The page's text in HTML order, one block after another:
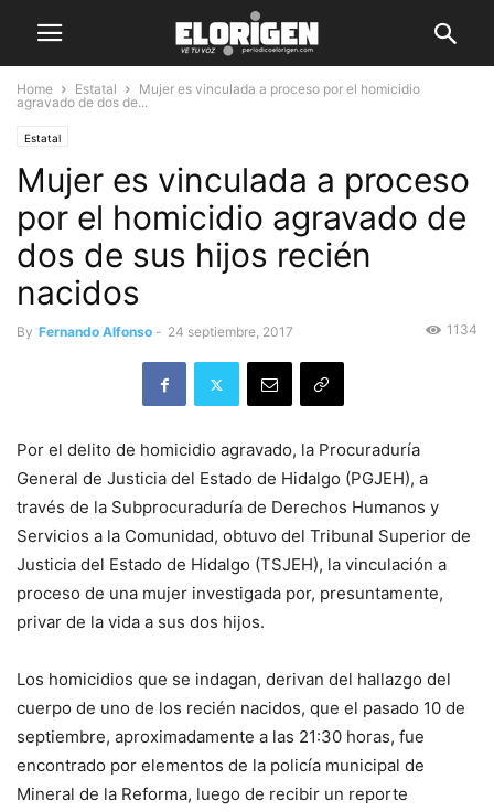
Home Estatal
Mujer es vinculada a proceso por el homicidio
agravado de dos de...
Estatal
Mujer es vinculada a proceso
por el homicidio agravado de
dos de sus hijos recién
nacidos
By Fernando Alfonso - 24 septiembre, 2017 1134
Por el delito de homicidio agravado, la Procuraduría
General de Justicia del Estado de Hidalgo (PGJEH), a
través de la Subprocuraduría de Derechos Humanos y
Servicios a la Comunidad, obtuvo del Tribunal Superior de
Justicia del Estado de Hidalgo (TSJEH), la vinculación a
proceso de una mujer investigada por, presuntamente,
privar de la vida a sus dos hijos.
Los homicidios que se indagan, derivan del hallazgo del
cuerpo de uno de los recién nacidos, que el pasado 10 de
septiembre, aproximadamente a las 21:30 horas, fue
encontrado por elementos de la policía municipal de
Mineral de la Reforma, luego de recibir un reporte